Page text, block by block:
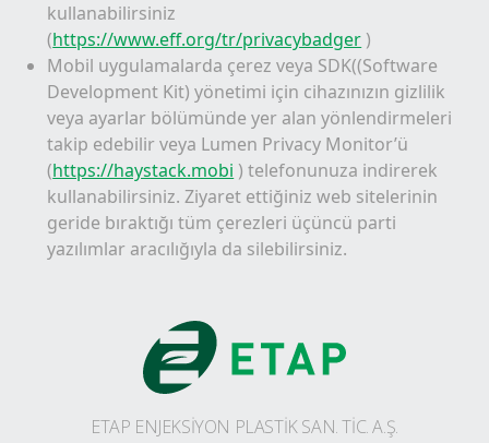
kullanabilirsiniz
(https://www.eff.org/tr/privacybadger )
Mobil uygulamalarda çerez veya SDK((Software
Development Kit) yönetimi için cihazınızın gizlilik
veya ayarlar bölümünde yer alan yönlendirmeleri
takip edebilir veya Lumen Privacy Monitor’ü
(https://haystack.mobi ) telefonunuza indirerek
kullanabilirsiniz. Ziyaret ettiğiniz web sitelerinin
geride bıraktığı tüm çerezleri üçüncü parti
yazılımlar aracılığıyla da silebilirsiniz.
ETAP ENJEKSİYON PLASTİK SAN. TİC. A.Ş.